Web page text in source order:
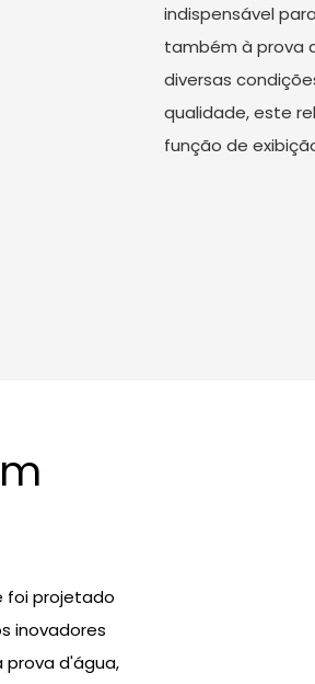
indispensável
também à prova
diversas
qualidade, este
função de
foi projetado
inovadores
prova d'água,